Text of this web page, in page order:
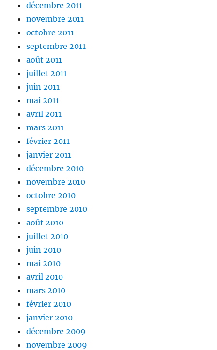
décembre 2011
novembre 2011
octobre 2011
septembre 2011
août 2011
juillet 2011
juin 2011
mai 2011
avril 2011
mars 2011
février 2011
janvier 2011
décembre 2010
novembre 2010
octobre 2010
septembre 2010
août 2010
juillet 2010
juin 2010
mai 2010
avril 2010
mars 2010
février 2010
janvier 2010
décembre 2009
novembre 2009